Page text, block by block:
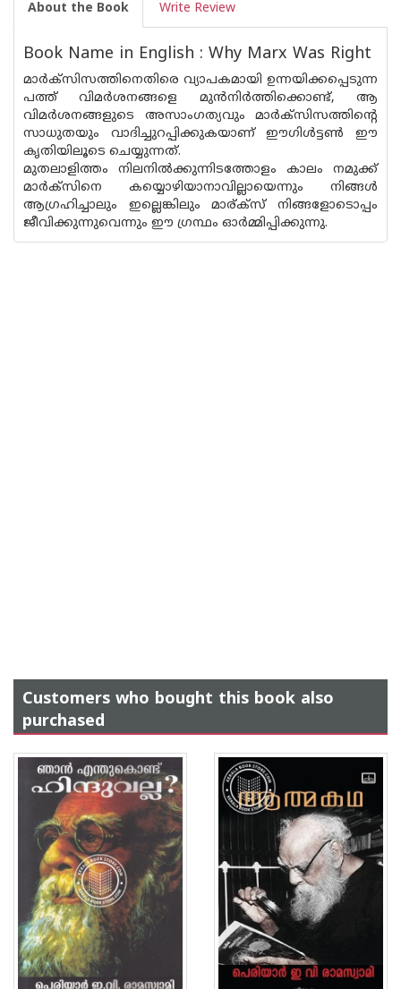
About the Book Write Review
Book Name in English : Why Marx Was Right
മാർക്സിസത്തിനെതിരെ വ്യാപകമായി ഉന്നയിക്കപ്പെടുന്ന
പത്ത് വിമർശനങ്ങളെ മുൻനിർത്തിക്കൊണ്ട്, ആ
വിമർശനങ്ങളുടെ അസാംഗത്യവും മാർക്സിസത്തിൻ്റെ
സാധുതയും വാദിച്ചുറപ്പിക്കുകയാണ് ഈഗിൾട്ടൺ ഈ
കൃതിയിലൂടെ ചെയ്യുന്നത്.
മുതലാളിത്തം നിലനിൽക്കുന്നിടത്തോളം കാലം നമുക്ക്
മാർക്സ‌ിനെ കയ്യൊഴിയാനാവില്ലായെന്നും നിങ്ങൾ
ആഗ്രഹിച്ചാലും ഇല്ലെങ്കിലും മാര്‌ക്‌സ് നിങ്ങളോടൊപ്പം
ജീവിക്കുന്നുവെന്നും ഈ ഗ്രന്ഥം ഓർമ്മിപ്പിക്കുന്നു.
Customers who bought this book also
purchased